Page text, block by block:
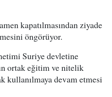
kapatılmasından ziyade
öngörüyor.
Suriye devletine
ortak eğitim ve nitelik
kullanılmaya devam etmesi